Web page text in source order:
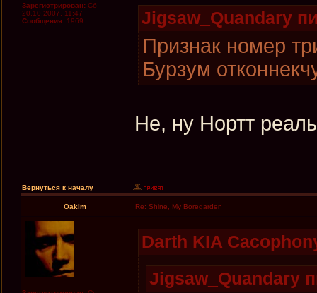
Зарегистрирован: Сб
20.10.2007, 11:47
Сообщения: 1969 Jigsaw_Quandary
Признак номер
Бурзум
Не, ну Нортт
Вернуться к началу
Oakim Re: Shine, My Boregarden
Darth KIA
Jigsaw_Quandary